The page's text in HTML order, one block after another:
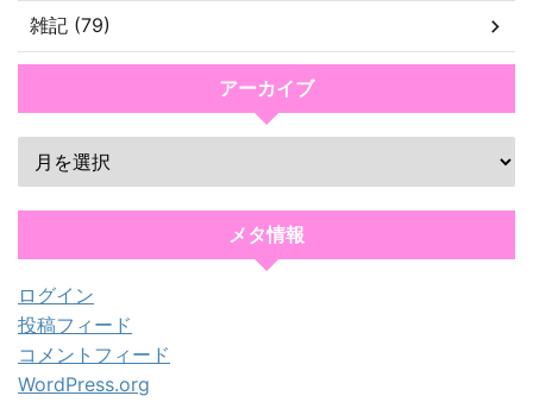
雑記 (79)
アーカイブ
メタ情報
ログイン
投稿フィード
コメントフィード
WordPress.org